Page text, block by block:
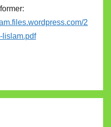
2
lislam.pdf